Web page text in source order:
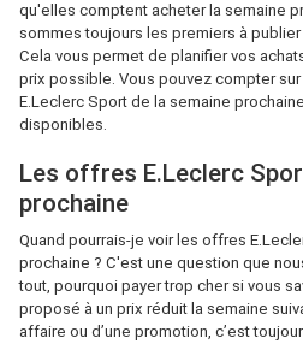
qu'elles comptent acheter la semaine
sommes toujours les premiers à
Cela vous permet de planifier vos
prix possible. Vous pouvez compter
E.Leclerc Sport de la semaine
disponibles.
Les offres E.Leclerc
prochaine
Quand pourrais-je voir les offres
prochaine ? C'est une question que
tout, pourquoi payer trop cher si vous
proposé à un prix réduit la semaine
affaire ou d’une promotion, c’est